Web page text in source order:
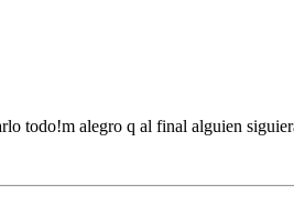
todo!m alegro q al final alguien